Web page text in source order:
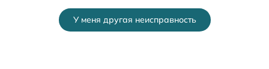
У меня другая неисправность